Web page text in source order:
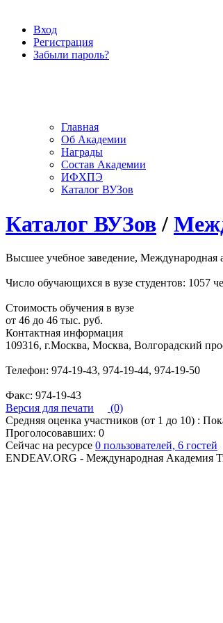
Вход
Регистрация
Забыли пароль?
Главная
Об Академии
Награды
Состав Академии
ИФХПЭ
Каталог ВУЗов
Каталог ВУЗов /
Высшее учебное заведение, Международная
Число обучающихся в вузе студентов: 1057
Стоимость обучения в вузе
от 46 до 46 тыс. руб.
Контактная информация
109316, г.Москва, Москва, Волгорадский
Телефон: 974-19-43, 974-19-44, 974-19-50
Факс: 974-19-43
Версия для печати
(0)
Средняя оценка участников (от 1 до 10) :
Проголосовавших: 0
Сейчас на ресурсе 0 пользователей, 6 гостей
ENDEAV.ORG - Международная Академия